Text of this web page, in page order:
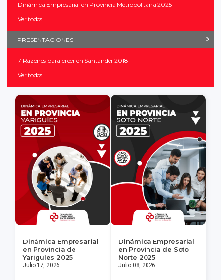
Dinámica Empresarial en Provincia Metropolitana 2025
Ver todos
PRESENTACIONES
7 Razones para creer en Santander 2018
Ver todos
Dinámica Empresarial
en Provincia de
Yariguíes 2025
Julio 17, 2026
Dinámica Empresarial
en Provincia de Soto
Norte 2025
Julio 08, 2026